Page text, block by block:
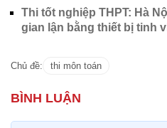
Thi tốt nghiệp THPT: Hà
gian lận bằng thiết bị tinh
Chủ đề: thi môn toán